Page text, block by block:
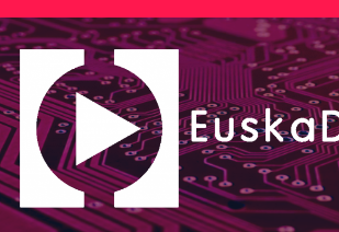
Saltar
al
contenido